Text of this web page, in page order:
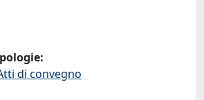
di convegno